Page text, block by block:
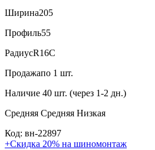
Ширина205
Профиль55
РадиусR16C
Продажапо 1 шт.
Наличие 40 шт. (через 1-2 дн.)
Средняя Средняя Низкая
Код: вн-22897
+Скидка 20% на шиномонтаж